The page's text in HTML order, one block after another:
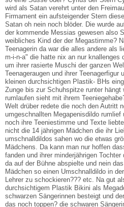
wird als Satan verehrt unter den
Firmament ein aufsteigender Stern
Satan oh nein noch blöder. Die wurde
der kommende Messias gewesen also
weibliches Kind der der Megastimme?
Teenagerin da war die alles andere als
m-i-n-a" die hatte nix an nur
um ihrer rasierte Muschi der ganzen
Teenageraugen und ihrer Teenagerfigur
kleinen durchsichtigen Plastik- BHs
Zunge bis zur Schuhspitze runter hängt
rumlaufen sieht mit ihrem
Welt drüber redete die noch den Autritt
umgeschnallten Megapenisdildo
noch ihre Teeniestimme und Texte
nicht die 14 jährigen Mädchen die ihr
umschnalldildos sahen wo die etwas
Mädchens. Da kann man nur hoffen
fanden und ihrer minderjährigen
da auf der Bühne abspielte und nein
Mädchen so einen Umschnalldildo in
Lehrer zu schockieren??? etc. Na gut
durchsichtigem Plastik Bikini als
schwarzen Sängerinnen besteigt und
das noch toppen? die schwaren